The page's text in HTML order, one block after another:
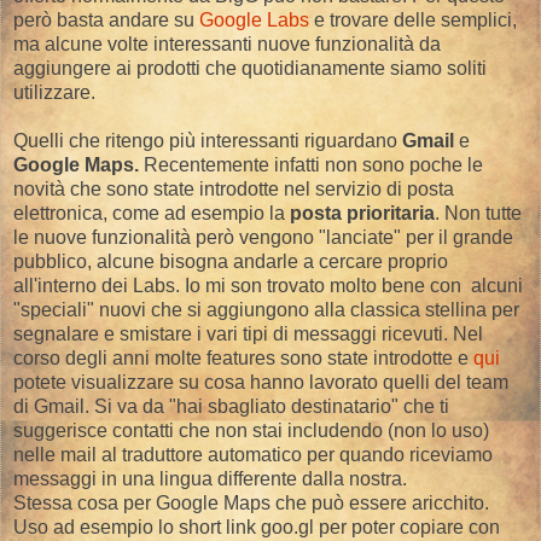
però basta andare su Google Labs e trovare delle semplici,
ma alcune volte interessanti nuove funzionalità da
aggiungere ai prodotti che quotidianamente siamo soliti
utilizzare.
Quelli che ritengo più interessanti riguardano Gmail e
Google Maps. Recentemente infatti non sono poche le
novità che sono state introdotte nel servizio di posta
elettronica, come ad esempio la posta prioritaria. Non tutte
le nuove funzionalità però vengono "lanciate" per il grande
pubblico, alcune bisogna andarle a cercare proprio
all'interno dei Labs. Io mi son trovato molto bene con alcuni
"speciali" nuovi che si aggiungono alla classica stellina per
segnalare e smistare i vari tipi di messaggi ricevuti. Nel
corso degli anni molte features sono state introdotte e qui
potete visualizzare su cosa hanno lavorato quelli del team
di Gmail. Si va da "hai sbagliato destinatario" che ti
suggerisce contatti che non stai includendo (non lo uso)
nelle mail al traduttore automatico per quando riceviamo
messaggi in una lingua differente dalla nostra.
Stessa cosa per Google Maps che può essere aricchito.
Uso ad esempio lo short link goo.gl per poter copiare con